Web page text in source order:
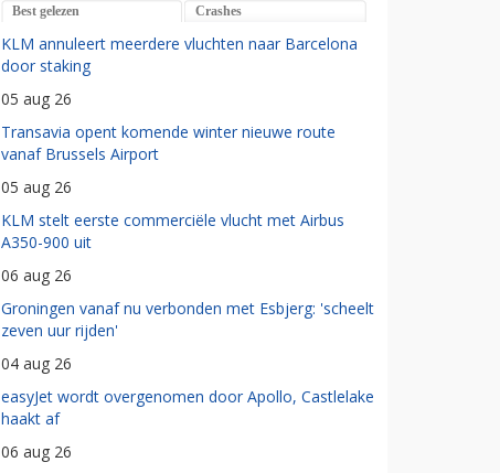
Best gelezen Crashes
KLM annuleert meerdere vluchten naar Barcelona
door staking
05 aug 26
Transavia opent komende winter nieuwe route
vanaf Brussels Airport
05 aug 26
KLM stelt eerste commerciële vlucht met Airbus
A350-900 uit
06 aug 26
Groningen vanaf nu verbonden met Esbjerg: 'scheelt
zeven uur rijden'
04 aug 26
easyJet wordt overgenomen door Apollo, Castlelake
haakt af
06 aug 26